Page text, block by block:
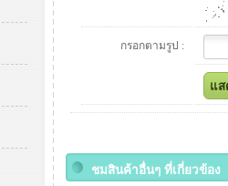
กรอกตามรูป :
ชมสินค้าอื่นๆ ที่เกี่ยวข้อง